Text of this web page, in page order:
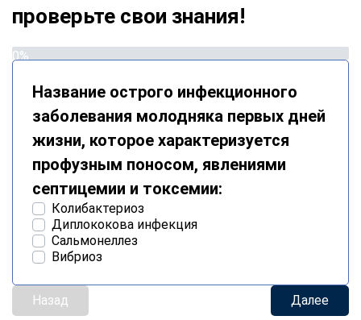
проверьте свои знания!
0%
Название острого инфекционного
заболевания молодняка первых дней
жизни, которое характеризуется
профузным поносом, явлениями
септицемии и токсемии:
Колибактериоз
Диплококова инфекция
Сальмонеллез
Вибриоз
Назад Далее